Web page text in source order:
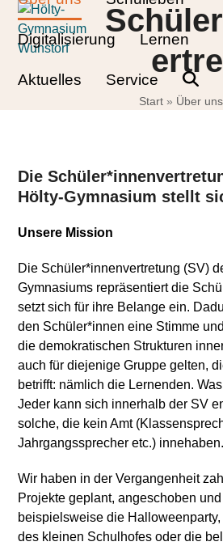
Skip
content
Digitalisierung Lernen
Aktuelles Service
Open
mobile
Close
mobile
Start » Über uns
Die
Hölty-Gymnasium stellt
Unsere Mission
Die Schüler*innenvertretung (SV)
Gymnasiums repräsentiert die
setzt sich für ihre Belange ein.
den Schüler*innen eine Stimme
die demokratischen Strukturen
auch für diejenige Gruppe gelten,
betrifft: nämlich die Lernenden.
Jeder kann sich innerhalb der SV
solche, die kein Amt
Jahrgangssprecher etc.) innehaben.
Wir haben in der Vergangenheit
Projekte geplant, angeschoben
beispielsweise die
des kleinen Schulhofes oder die